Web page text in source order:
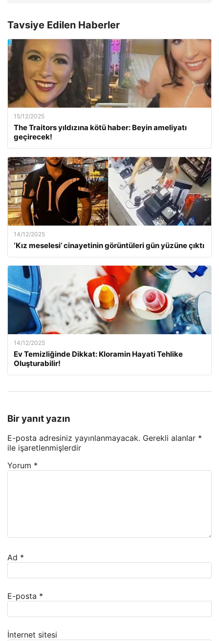
Tavsiye Edilen Haberler
15/12/2025
The Traitors yıldızına kötü haber: Beyin ameliyatı
geçirecek!
14/12/2025
‘Kız meselesi’ cinayetinin görüntüleri gün yüzüne çıktı
14/12/2025
Ev Temizliğinde Dikkat: Kloramin Hayati Tehlike
Oluşturabilir!
Bir yanıt yazın
E-posta adresiniz yayınlanmayacak. Gerekli alanlar *
ile işaretlenmişlerdir
Yorum *
Ad *
E-posta *
İnternet sitesi